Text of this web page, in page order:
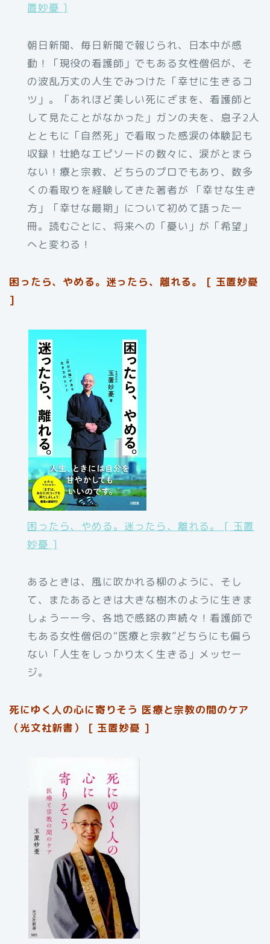
置妙憂 ]
朝日新聞、毎日新聞で報じられ、日本中が感
動！「現役の看護師」でもある女性僧侶が、そ
の波乱万丈の人生でみつけた「幸せに生きるコ
ツ」。「あれほど美しい死にざまを、看護師と
して見たことがなかった」ガンの夫を、息子2人
とともに「自然死」で看取った感涙の体験記も
収録！壮絶なエピソードの数々に、涙がとまら
ない！療と宗教、どちらのプロでもあり、数多
くの看取りを経験してきた著者が 「幸せな生き
方」「幸せな最期」について初めて語った一
冊。読むごとに、将来への「憂い」が「希望」
へと変わる！
困ったら、やめる。迷ったら、離れる。 [ 玉置妙憂
]
困ったら、やめる。迷ったら、離れる。 [ 玉置
妙憂 ]
あるときは、風に吹かれる柳のように、そし
て、またあるときは大きな樹木のように生きま
しょうーー今、各地で感銘の声続々！看護師で
もある女性僧侶の“医療と宗教”どちらにも偏ら
ない「人生をしっかり太く生きる」メッセー
ジ。
死にゆく人の心に寄りそう 医療と宗教の間のケア
（光文社新書） [ 玉置妙憂 ]